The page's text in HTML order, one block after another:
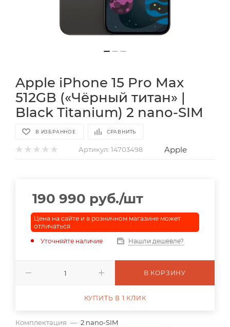
Apple iPhone 15 Pro Max
512GB («Чёрный титан» |
Black Titanium) 2 nano-SIM
В ИЗБРАННОЕ СРАВНИТЬ
Артикул: 14703498 Apple
Комплектация — 2 nano-SIM
190 990 руб./шт
Цена на сайте и в розничном магазине может
отличаться
Уточняйте наличие
Нашли дешевле?
В КОРЗИНУ
КУПИТЬ В 1 КЛИК